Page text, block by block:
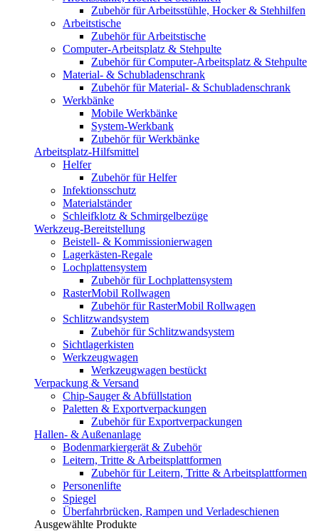
Zubehör für Arbeitsstühle, Hocker & Stehhilfen
Arbeitstische
Zubehör für Arbeitstische
Computer-Arbeitsplatz & Stehpulte
Zubehör für Computer-Arbeitsplatz & Stehpulte
Material- & Schubladenschrank
Zubehör für Material- & Schubladenschrank
Werkbänke
Mobile Werkbänke
System-Werkbank
Zubehör für Werkbänke
Arbeitsplatz-Hilfsmittel
Helfer
Zubehör für Helfer
Infektionsschutz
Materialständer
Schleifklotz & Schmirgelbezüge
Werkzeug-Bereitstellung
Beistell- & Kommissionierwagen
Lagerkästen-Regale
Lochplattensystem
Zubehör für Lochplattensystem
RasterMobil Rollwagen
Zubehör für RasterMobil Rollwagen
Schlitzwandsystem
Zubehör für Schlitzwandsystem
Sichtlagerkisten
Werkzeugwagen
Werkzeugwagen bestückt
Verpackung & Versand
Chip-Sauger & Abfüllstation
Paletten & Exportverpackungen
Zubehör für Exportverpackungen
Hallen- & Außenanlage
Bodenmarkiergerät & Zubehör
Leitern, Tritte & Arbeitsplattformen
Zubehör für Leitern, Tritte & Arbeitsplattformen
Personenlifte
Spiegel
Überfahrbrücken, Rampen und Verladeschienen
Ausgewählte Produkte